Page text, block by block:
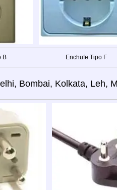
B Enchufe Tipo F
Bombai, Kolkata, Leh,